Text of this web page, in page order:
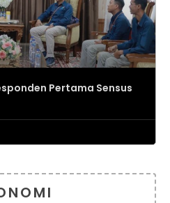
Pertama Sensus